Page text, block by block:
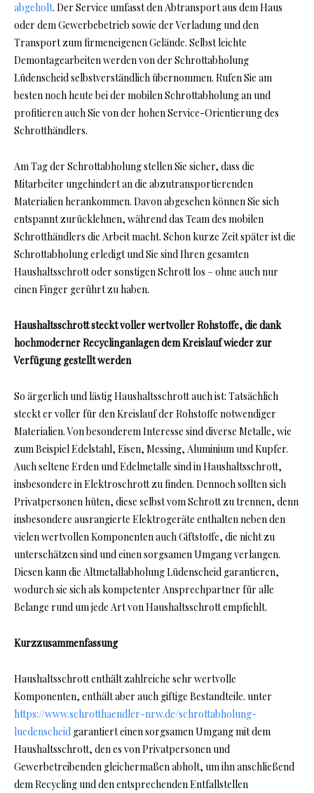
abgeholt. Der Service umfasst den Abtransport aus dem Haus
oder dem Gewerbebetrieb sowie der Verladung und den
Transport zum firmeneigenen Gelände. Selbst leichte
Demontagearbeiten werden von der Schrottabholung
Lüdenscheid selbstverständlich übernommen. Rufen Sie am
besten noch heute bei der mobilen Schrottabholung an und
profitieren auch Sie von der hohen Service-Orientierung des
Schrotthändlers.
Am Tag der Schrottabholung stellen Sie sicher, dass die
Mitarbeiter ungehindert an die abzutransportierenden
Materialien herankommen. Davon abgesehen können Sie sich
entspannt zurücklehnen, während das Team des mobilen
Schrotthändlers die Arbeit macht. Schon kurze Zeit später ist die
Schrottabholung erledigt und Sie sind Ihren gesamten
Haushaltsschrott oder sonstigen Schrott los – ohne auch nur
einen Finger gerührt zu haben.
Haushaltsschrott steckt voller wertvoller Rohstoffe, die dank
hochmoderner Recyclinganlagen dem Kreislauf wieder zur
Verfügung gestellt werden
So ärgerlich und lästig Haushaltsschrott auch ist: Tatsächlich
steckt er voller für den Kreislauf der Rohstoffe notwendiger
Materialien. Von besonderem Interesse sind diverse Metalle, wie
zum Beispiel Edelstahl, Eisen, Messing, Aluminium und Kupfer.
Auch seltene Erden und Edelmetalle sind in Haushaltsschrott,
insbesondere in Elektroschrott zu finden. Dennoch sollten sich
Privatpersonen hüten, diese selbst vom Schrott zu trennen, denn
insbesondere ausrangierte Elektrogeräte enthalten neben den
vielen wertvollen Komponenten auch Giftstoffe, die nicht zu
unterschätzen sind und einen sorgsamen Umgang verlangen.
Diesen kann die Altmetallabholung Lüdenscheid garantieren,
wodurch sie sich als kompetenter Ansprechpartner für alle
Belange rund um jede Art von Haushaltsschrott empfiehlt.
Kurzzusammenfassung
Haushaltsschrott enthält zahlreiche sehr wertvolle
Komponenten, enthält aber auch giftige Bestandteile. unter
https://www.schrotthaendler-nrw.de/schrottabholung-
luedenscheid garantiert einen sorgsamen Umgang mit dem
Haushaltsschrott, den es von Privatpersonen und
Gewerbetreibenden gleichermaßen abholt, um ihn anschließend
dem Recycling und den entsprechenden Entfallstellen